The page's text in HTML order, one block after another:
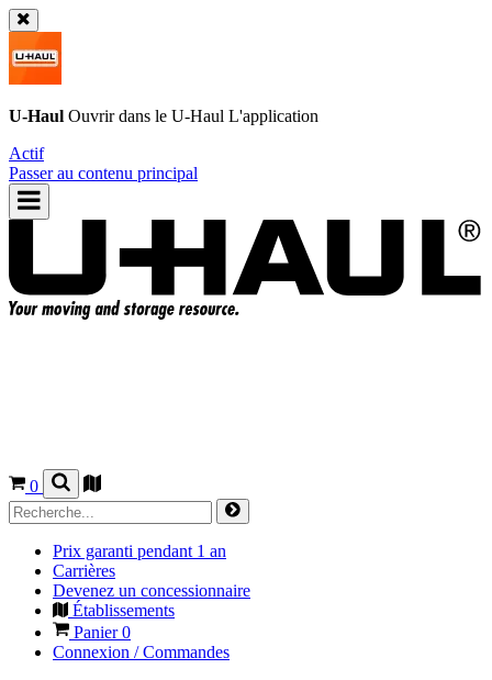
U-Haul Ouvrir dans le U-Haul L'application
Actif
Passer au contenu principal
0
Prix garanti pendant 1 an
Carrières
Devenez un concessionnaire
Établissements
Panier0
Connexion / Commandes